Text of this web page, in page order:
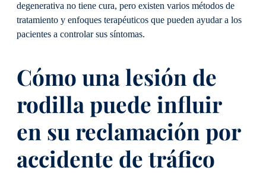
degenerativa no tiene cura, pero existen varios métodos de
tratamiento y enfoques terapéuticos que pueden ayudar a los
pacientes a controlar sus síntomas.
Cómo una lesión de
rodilla puede influir
en su reclamación por
accidente de tráfico